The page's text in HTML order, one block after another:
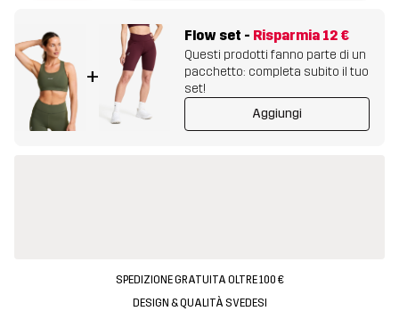
+
Flow set - Risparmia 12 €
Questi prodotti fanno parte di un
pacchetto: completa subito il tuo
set!
Aggiungi
SPEDIZIONE GRATUITA OLTRE 100 €
DESIGN & QUALITÀ SVEDESI